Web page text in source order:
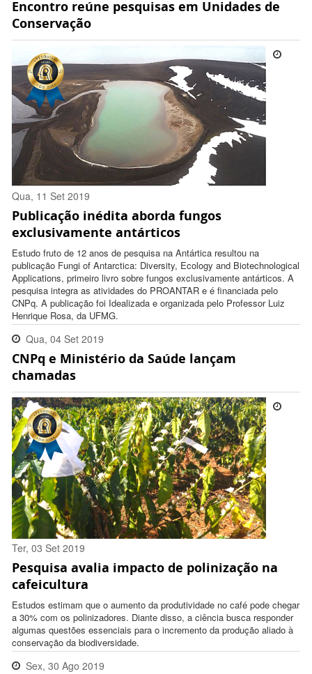
10:19:00 -0300
Encontro reúne pesquisas em Unidades de
Conservação
Qua, 11 Set 2019
15:05:00 -0300
Publicação inédita aborda fungos
exclusivamente antárticos
Estudo fruto de 12 anos de pesquisa na Antártica resultou na
publicação Fungi of Antarctica: Diversity, Ecology and Biotechnological
Applications, primeiro livro sobre fungos exclusivamente antárticos. A
pesquisa integra as atividades do PROANTAR e é financiada pelo
CNPq. A publicação foi Idealizada e organizada pelo Professor Luiz
Henrique Rosa, da UFMG.
Qua, 04 Set 2019
15:47:00 -0300
CNPq e Ministério da Saúde lançam
chamadas
Ter, 03 Set 2019
16:38:00 -0300
Pesquisa avalia impacto de polinização na
cafeicultura
Estudos estimam que o aumento da produtividade no café pode chegar
a 30% com os polinizadores. Diante disso, a ciência busca responder
algumas questões essenciais para o incremento da produção aliado à
conservação da biodiversidade.
Sex, 30 Ago 2019